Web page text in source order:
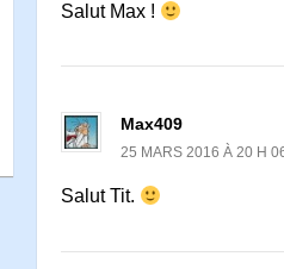
Salut Max !
Max409
25 MARS 2016 À 20 H
Salut Tit.